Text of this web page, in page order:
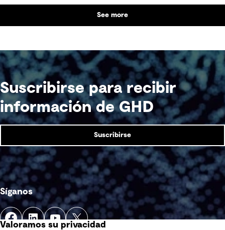
history and the Council’s operational needs. It
supports collaboration, community engagement
and emergency response within a single location.
See more
Suscribirse para recibir
información de GHD
Suscribirse
Síganos
Valoramos su privacidad